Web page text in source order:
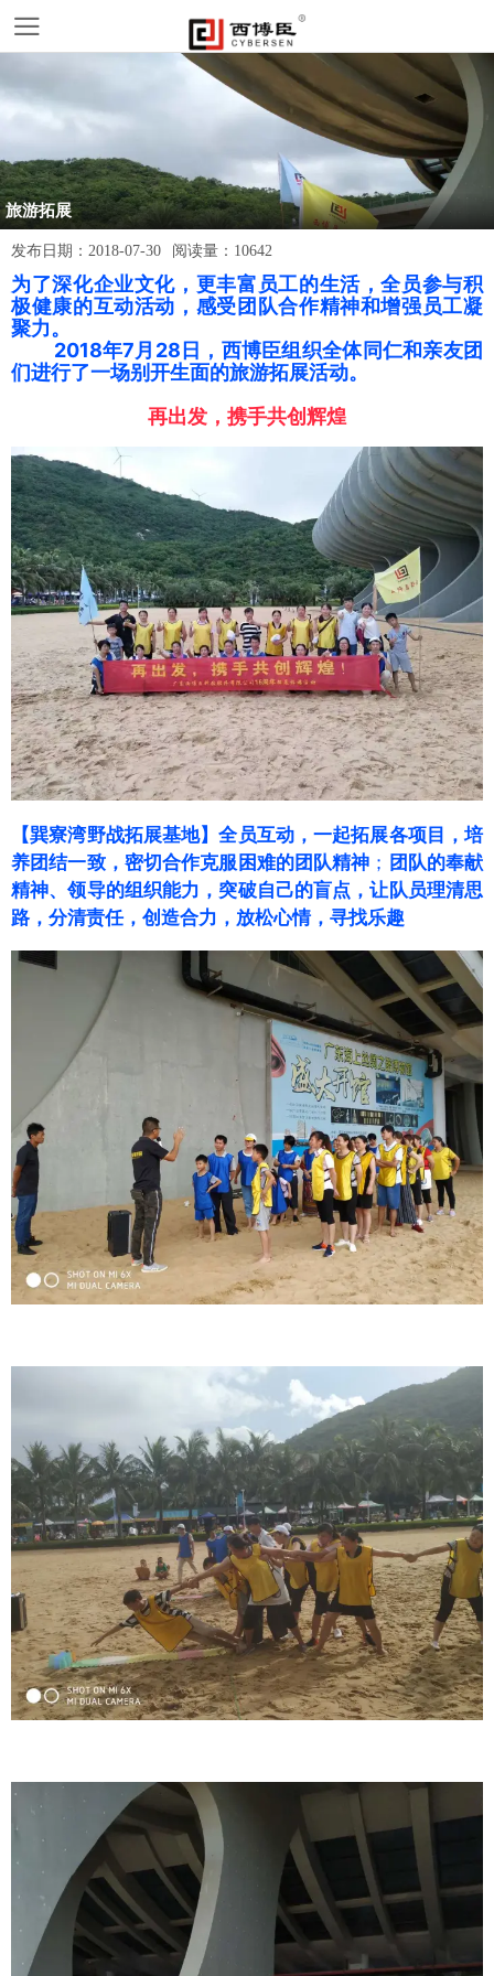
旅游拓展
发布日期： 2018-07-30 阅读量： 10642
为了深化企业文化，更丰富员工的生活，全员参与积
极健康的互动活动，感受团队合作精神和增强员工凝
聚力。
2018年7月28日， 西博臣组织全体同仁和亲友团
们进行了一场别开生面的旅游拓展活动。
再出发，携手共创辉煌
【巽寮湾野战拓展基地】全员互动，一起拓展各项目， 培
养团结一致，密切合作克服困难的团队精神 ； 团队的奉献
精神、领导的组织能力，突破自己的盲点，让队员理清思
路，分清责任，创造合力， 放松心情，寻找乐趣